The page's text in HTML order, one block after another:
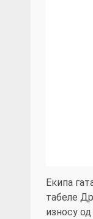
Екипа
табеле
износу